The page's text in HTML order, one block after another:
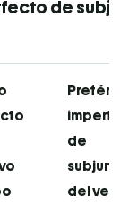
de
de
del